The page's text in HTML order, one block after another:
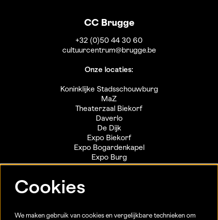
CC Brugge
+32 (0)50 44 30 60
cultuurcentrum@brugge.be
Onze locaties:
Koninklijke Stadsschouwburg
MaZ
Theaterzaal Biekorf
Daverlo
De Dijk
Expo Biekorf
Expo Bogardenkapel
Expo Burg
Expo Poortersloge
Cookies
We maken gebruik van cookies en vergelijkbare technieken om